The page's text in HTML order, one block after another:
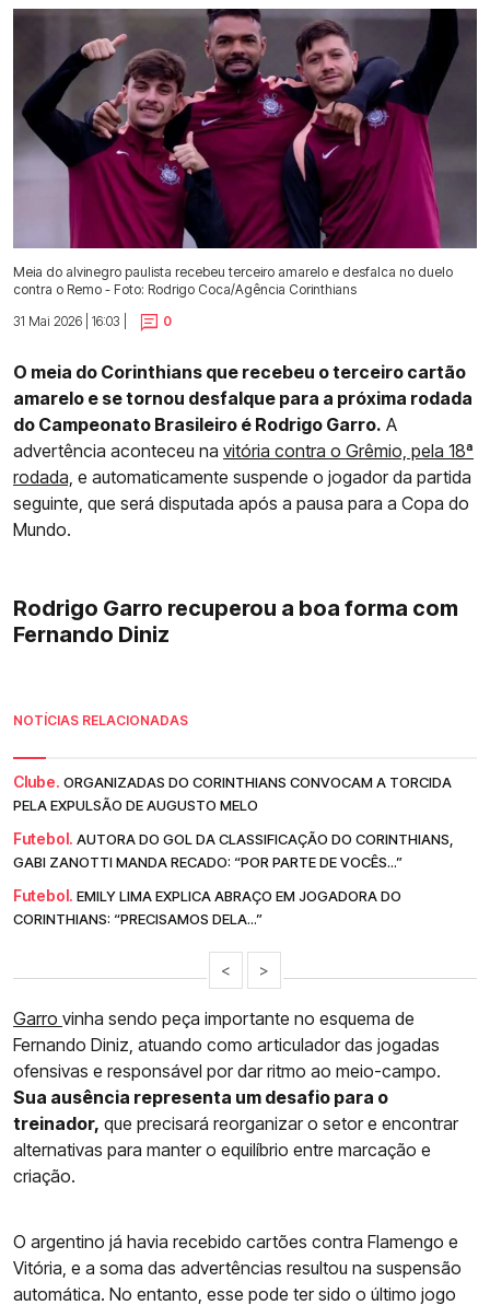
Meia do alvinegro paulista recebeu terceiro amarelo e desfalca no duelo
contra o Remo - Foto: Rodrigo Coca/Agência Corinthians
31 Mai 2026 | 16:03 |
0
O meia do Corinthians que recebeu o terceiro cartão
amarelo e se tornou desfalque para a próxima rodada
do Campeonato Brasileiro é Rodrigo Garro. A
advertência aconteceu na vitória contra o Grêmio, pela 18ª
rodada, e automaticamente suspende o jogador da partida
seguinte, que será disputada após a pausa para a Copa do
Mundo.
Rodrigo Garro recuperou a boa forma com
Fernando Diniz
NOTÍCIAS RELACIONADAS
Clube. ORGANIZADAS DO CORINTHIANS CONVOCAM A TORCIDA
PELA EXPULSÃO DE AUGUSTO MELO
Futebol. AUTORA DO GOL DA CLASSIFICAÇÃO DO CORINTHIANS,
GABI ZANOTTI MANDA RECADO: “POR PARTE DE VOCÊS...”
Futebol. EMILY LIMA EXPLICA ABRAÇO EM JOGADORA DO
CORINTHIANS: “PRECISAMOS DELA...”
< >
Garro vinha sendo peça importante no esquema de
Fernando Diniz, atuando como articulador das jogadas
ofensivas e responsável por dar ritmo ao meio-campo.
Sua ausência representa um desafio para o
treinador, que precisará reorganizar o setor e encontrar
alternativas para manter o equilíbrio entre marcação e
criação.
O argentino já havia recebido cartões contra Flamengo e
Vitória, e a soma das advertências resultou na suspensão
automática. No entanto, esse pode ter sido o último jogo